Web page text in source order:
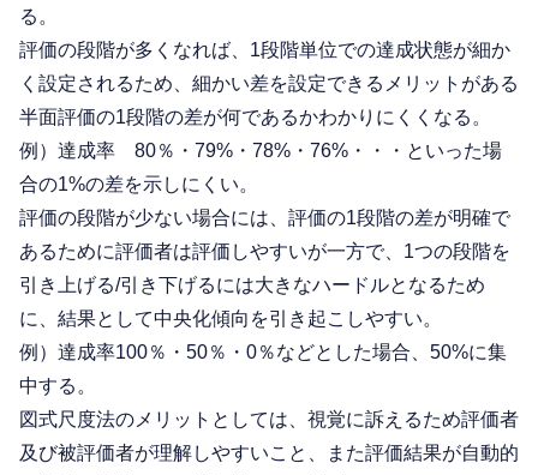
る。
評価の段階が多くなれば、1段階単位での達成状態が細か
く設定されるため、細かい差を設定できるメリットがある
半面評価の1段階の差が何であるかわかりにくくなる。
例）達成率 80％・79%・78%・76%・・・といった場
合の1%の差を示しにくい。
評価の段階が少ない場合には、評価の1段階の差が明確で
あるために評価者は評価しやすいが一方で、1つの段階を
引き上げる/引き下げるには大きなハードルとなるため
に、結果として中央化傾向を引き起こしやすい。
例）達成率100％・50％・0％などとした場合、50%に集
中する。
図式尺度法のメリットとしては、視覚に訴えるため評価者
及び被評価者が理解しやすいこと、また評価結果が自動的